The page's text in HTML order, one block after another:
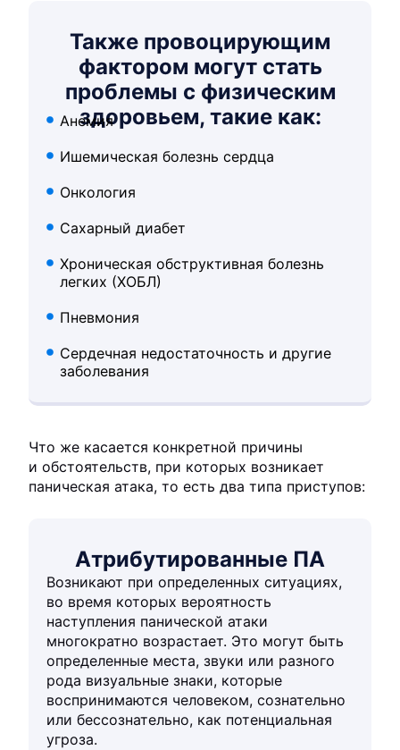
Также провоцирующим
фактором могут стать
проблемы с физическим
здоровьем, такие как:
Анемия
Ишемическая болезнь сердца
Онкология
Сахарный диабет
Хроническая обструктивная болезнь
легких (ХОБЛ)
Пневмония
Сердечная недостаточность и другие
заболевания
Что же касается конкретной причины
и обстоятельств, при которых возникает
паническая атака, то есть два типа приступов:
Атрибутированные ПА
Возникают при определенных ситуациях,
во время которых вероятность
наступления панической атаки
многократно возрастает. Это могут быть
определенные места, звуки или разного
рода визуальные знаки, которые
воспринимаются человеком, сознательно
или бессознательно, как потенциальная
угроза.